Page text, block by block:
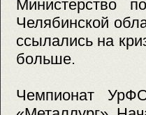
Министерство
Челябинской
ссылались на
больше.
Чемпионат